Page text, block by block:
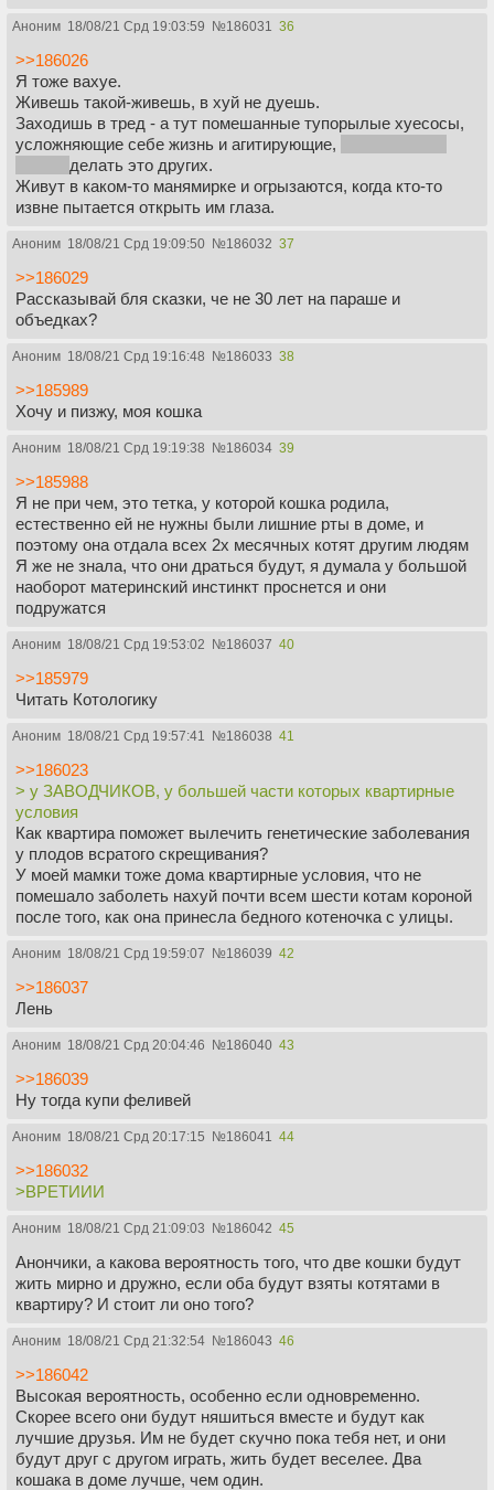
Аноним 18/08/21 Срд 19:03:59 №186031 36
>>186026
Я тоже вахуе.
Живешь такой-живешь, в хуй не дуешь.
Заходишь в тред - а тут помешанные тупорылые хуесосы,
усложняющие себе жизнь и агитирующие,
делать это других.
Живут в каком-то манямирке и огрызаются, когда кто-то
извне пытается открыть им глаза.
Аноним 18/08/21 Срд 19:09:50 №186032 37
>>186029
Рассказывай бля сказки, че не 30 лет на параше и
объедках?
Аноним 18/08/21 Срд 19:16:48 №186033 38
>>185989
Хочу и пизжу, моя кошка
Аноним 18/08/21 Срд 19:19:38 №186034 39
>>185988
Я не при чем, это тетка, у которой кошка родила,
естественно ей не нужны были лишние рты в доме, и
поэтому она отдала всех 2х месячных котят другим людям
Я же не знала, что они драться будут, я думала у большой
наоборот материнский инстинкт проснется и они
подружатся
Аноним 18/08/21 Срд 19:53:02 №186037 40
>>185979
Читать Котологику
Аноним 18/08/21 Срд 19:57:41 №186038 41
>>186023
> у ЗАВОДЧИКОВ, у большей части которых квартирные
условия
Как квартира поможет вылечить генетические заболевания
у плодов всратого скрещивания?
У моей мамки тоже дома квартирные условия, что не
помешало заболеть нахуй почти всем шести котам короной
после того, как она принесла бедного котеночка с улицы.
Аноним 18/08/21 Срд 19:59:07 №186039 42
>>186037
Лень
Аноним 18/08/21 Срд 20:04:46 №186040 43
>>186039
Ну тогда купи феливей
Аноним 18/08/21 Срд 20:17:15 №186041 44
>>186032
>ВРЕТИИИ
Аноним 18/08/21 Срд 21:09:03 №186042 45
Анончики, а какова вероятность того, что две кошки будут
жить мирно и дружно, если оба будут взяты котятами в
квартиру? И стоит ли оно того?
Аноним 18/08/21 Срд 21:32:54 №186043 46
>>186042
Высокая вероятность, особенно если одновременно.
Скорее всего они будут няшиться вместе и будут как
лучшие друзья. Им не будет скучно пока тебя нет, и они
будут друг с другом играть, жить будет веселее. Два
кошака в доме лучше, чем один.